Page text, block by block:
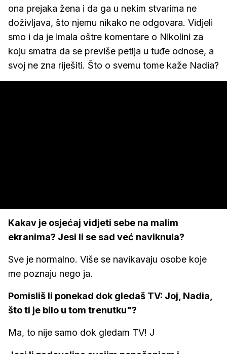
ona prejaka žena i da ga u nekim stvarima ne
doživljava, što njemu nikako ne odgovara. Vidjeli
smo i da je imala oštre komentare o Nikolini za
koju smatra da se previše petlja u tuđe odnose, a
svoj ne zna riješiti. Što o svemu tome kaže Nadia?
Kakav je osjećaj vidjeti sebe na malim
ekranima? Jesi li se sad već naviknula?
Sve je normalno. Više se navikavaju osobe koje
me poznaju nego ja.
Pomisliš li ponekad dok gledaš TV: Joj, Nadia,
što ti je bilo u tom trenutku"?
Ma, to nije samo dok gledam TV! J